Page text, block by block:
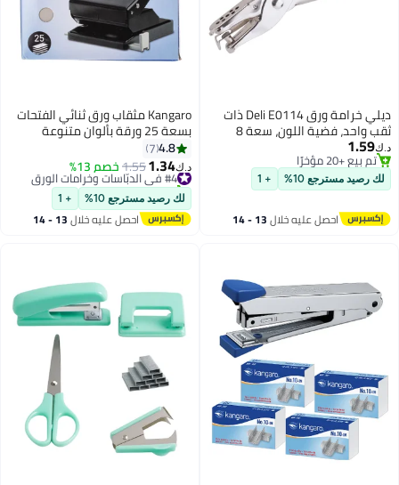
ديلي خرامة ورق Deli E0114 ذات
ثقب واحد، فضية اللون، سعة 8
ورقات، 6 مم
د.ك‏1.59
تم بيع +20 مؤخرًا
تم بيع +20 مؤخرًا
لك رصيد مسترجع 10% + 1
احصل عليه خلال 13 - 14
Kangaro مثقاب ورق ثنائي الفتحات
بسعة 25 ورقة بألوان متنوعة
4.8
7
د.ك‏1.34
1.55خصم 13% #4 في الدبّاسات وخرامات الورق
تم بيع +20 مؤخرًا
#4 في الدبّاسات وخرامات الورق
لك رصيد مسترجع 10% + 1
احصل عليه خلال 13 - 14